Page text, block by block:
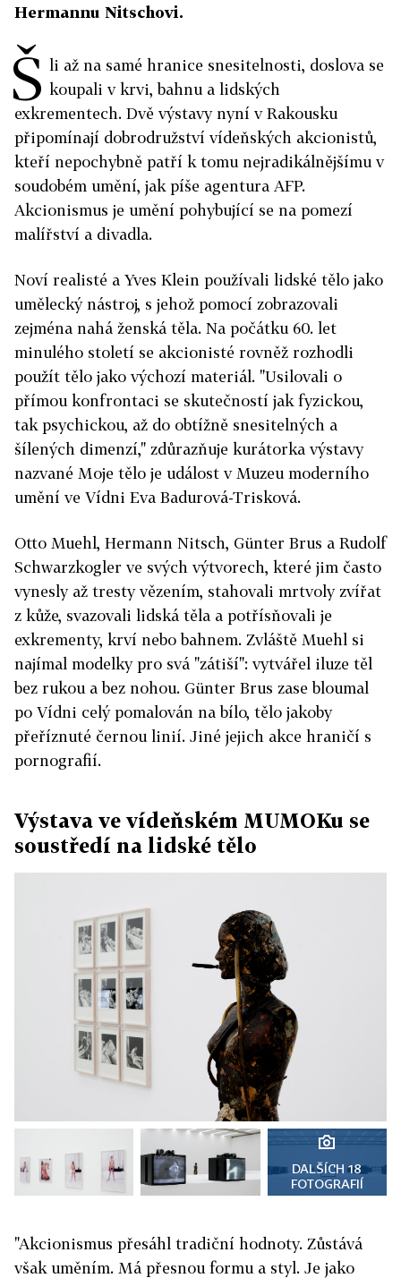
Hermannu Nitschovi.
Š li až na samé hranice snesitelnosti, doslova se
koupali v krvi, bahnu a lidských
exkrementech. Dvě výstavy nyní v Rakousku
připomínají dobrodružství vídeňských akcionistů,
kteří nepochybně patří k tomu nejradikálnějšímu v
soudobém umění, jak píše agentura AFP.
Akcionismus je umění pohybující se na pomezí
malířství a divadla.
Noví realisté a Yves Klein používali lidské tělo jako
umělecký nástroj, s jehož pomocí zobrazovali
zejména nahá ženská těla. Na počátku 60. let
minulého století se akcionisté rovněž rozhodli
použít tělo jako výchozí materiál. "Usilovali o
přímou konfrontaci se skutečností jak fyzickou,
tak psychickou, až do obtížně snesitelných a
šílených dimenzí," zdůrazňuje kurátorka výstavy
nazvané Moje tělo je událost v Muzeu moderního
umění ve Vídni Eva Badurová-Trisková.
Otto Muehl, Hermann Nitsch, Günter Brus a Rudolf
Schwarzkogler ve svých výtvorech, které jim často
vynesly až tresty vězením, stahovali mrtvoly zvířat
z kůže, svazovali lidská těla a potřísňovali je
exkrementy, krví nebo bahnem. Zvláště Muehl si
najímal modelky pro svá "zátiší": vytvářel iluze těl
bez rukou a bez nohou. Günter Brus zase bloumal
po Vídni celý pomalován na bílo, tělo jakoby
přeříznuté černou linií. Jiné jejich akce hraničí s
pornografií.
Výstava ve vídeňském MUMOKu se
soustředí na lidské tělo
DALŠÍCH 18
FOTOGRAFIÍ
"Akcionismus přesáhl tradiční hodnoty. Zůstává
však uměním. Má přesnou formu a styl. Je jako